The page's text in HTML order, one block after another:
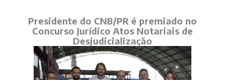
Presidente do CNB/PR é premiado no
Concurso Jurídico Atos Notariais de
Desjudicialização